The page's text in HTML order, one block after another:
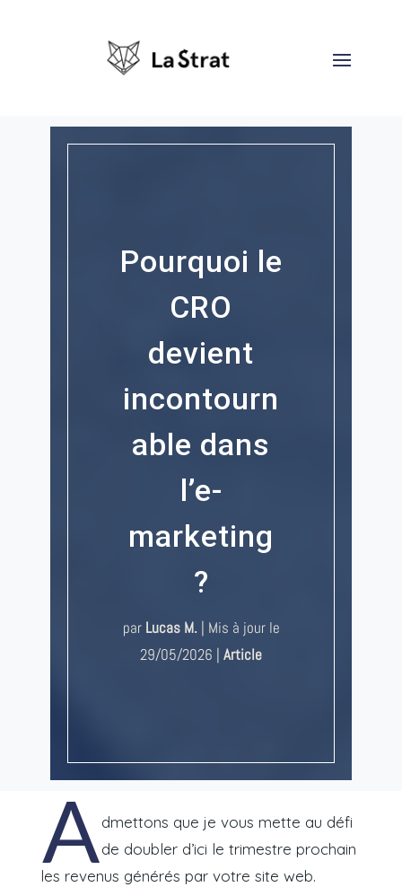
Pourquoi le
CRO
devient
incontourn
able dans
l’e-
marketing
?
par Lucas M.| Mis à jour le
29/05/2026 | Article
Admettons que je vous mette au défi
de doubler d’ici le trimestre prochain
les revenus générés par votre site web.